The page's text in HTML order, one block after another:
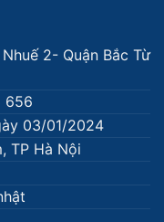
2- Quận Bắc Từ
656
03/01/2024
TP Hà Nội